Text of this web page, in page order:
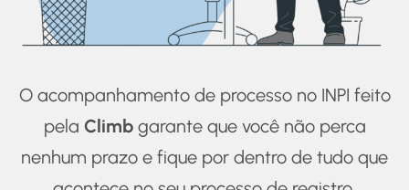
O acompanhamento de processo no INPI feito
pela Climbgarante que você não perca
nenhum prazo e fique por dentro de tudo que